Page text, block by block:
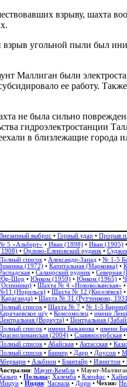
взрыву, шахта
угольной пыли был
Маллиган были
ее работу.
не была сильно
гидроэлектростанции
в близлежащие города
выброс • Горный удар • Прорыв
5 «Альберт» • Иван (1898) • Иван (1905) •
• Орлово-Еленовский рудник •
список • Александр-Запад • № 1-5
(1972) • Капитальная (Марковка) •
• Салаирский рудник • Северная
Шор • Юнком (1959) • Юнком (1965) •
• Шахта № 4 «Нововолынская» •
(Норильск) • Шахта № 12 (Киселёвск) •
• Шахта № 31 (Рутченково,
список • Шахта № 7 • № 1-5
ш/у • Комсомолец • имени
(Воркута) • Центральная
список • имени Бажанова • имени
(2004) • Славяносербская •
список • Абайская • Актасская •
список • Баннер • Дарр • Доусон •
Аберкарн • Альбион‎ • Блантайр • Изингтон •
Австралия: Маунт-Кембла • Маунт-
• Польша: Халемба • Клеофас •
• Индия: Часнала • Дори • Чехия: